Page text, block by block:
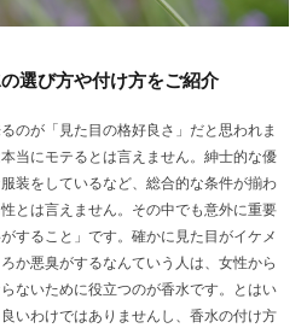
選び方や付け方をご紹介
のが「見た目の格好良さ」だと思われま
当にモテるとは言えません。紳士的な優
装をしているなど、総合的な条件が揃わ
とは言えません。その中でも意外に重要
すること」です。確かに見た目がイケメ
か悪臭がするなんていう人は、女性から
ないために役立つのが香水です。とはい
いわけではありませんし、香水の付け方